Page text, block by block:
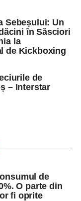
Sebeșului: Un
în Săsciori
la
de Kickboxing
de
– Interstar
de
O parte din
fi oprite